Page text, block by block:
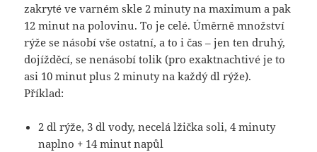
zakryté ve varném skle 2 minuty na maximum a pak
12 minut na polovinu. To je celé. Úměrně množství
rýže se násobí vše ostatní, a to i čas – jen ten druhý,
dojížděcí, se nenásobí tolik (pro exaktnachtivé je to
asi 10 minut plus 2 minuty na každý dl rýže).
Příklad:
2 dl rýže, 3 dl vody, necelá lžička soli, 4 minuty
naplno + 14 minut napůl